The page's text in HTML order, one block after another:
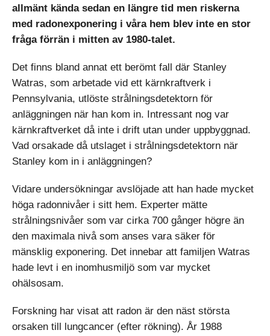
allmänt kända sedan en längre tid men riskerna
med radon­exponering i våra hem blev inte en stor
fråga förrän i mitten av 1980-talet.
Det finns bland annat ett berömt fall där Stanley
Watras, som arbetade vid ett kärnkraftverk i
Pennsylvania, utlöste strålningsdetektorn för
anläggningen när han kom in. Intressant nog var
kärnkraftverket då inte i drift utan under uppbyggnad.
Vad orsakade då utslaget i strålningsdetektorn när
Stanley kom in i anläggningen?
Vidare undersökningar avslöjade att han hade mycket
höga radonnivåer i sitt hem. Experter mätte
strålningsnivåer som var cirka 700 gånger högre än
den maximala nivå som anses vara säker för
mänsklig exponering. Det innebar att familjen Watras
hade levt i en inomhusmiljö som var mycket
ohälsosam.
Forskning har visat att radon är den näst största
orsaken till lungcancer (efter rökning). År 1988